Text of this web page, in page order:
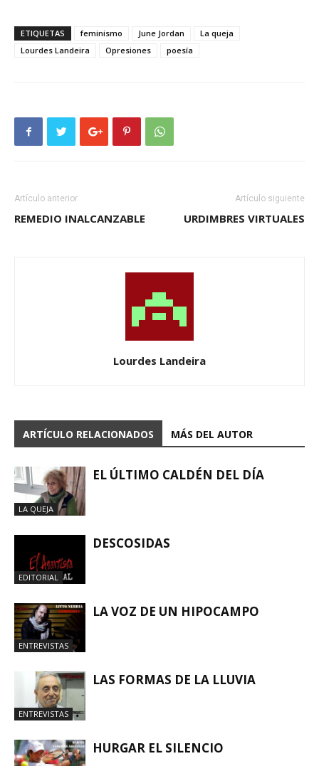
ETIQUETAS feminismo June Jordan
La queja
Lourdes Landeira
Opresiones poesía
Artículo anterior
REMEDIO INALCANZABLE
Artículo siguiente
URDIMBRES VIRTUALES
Lourdes Landeira
ARTÍCULO RELACIONADOS MÁS DEL AUTOR
LA QUEJA
EL ÚLTIMO CALDÉN DEL DÍA
EDITORIAL
DESCOSIDAS
ENTREVISTAS
LA VOZ DE UN HIPOCAMPO
ENTREVISTAS
LAS FORMAS DE LA LLUVIA
HURGAR EL SILENCIO